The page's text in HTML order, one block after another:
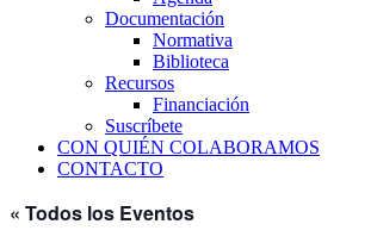
Documentación
Normativa
Biblioteca
Recursos
Financiación
Suscríbete
CON QUIÉN COLABORAMOS
CONTACTO
« Todos los Eventos